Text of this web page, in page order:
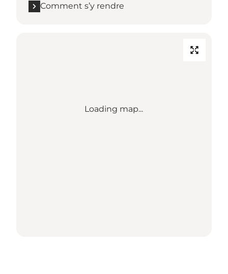
Comment s’y rendre
Loading map...